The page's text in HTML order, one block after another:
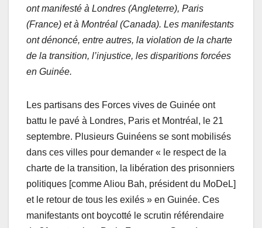
ont manifesté à Londres (Angleterre), Paris
(France) et à Montréal (Canada). Les manifestants
ont dénoncé, entre autres, la violation de la charte
de la transition, l’injustice, les disparitions forcées
en Guinée.
Les partisans des Forces vives de Guinée ont
battu le pavé à Londres, Paris et Montréal, le 21
septembre. Plusieurs Guinéens se sont mobilisés
dans ces villes pour demander « le respect de la
charte de la transition, la libération des prisonniers
politiques [comme Aliou Bah, président du MoDeL]
et le retour de tous les exilés » en Guinée. Ces
manifestants ont boycotté le scrutin référendaire